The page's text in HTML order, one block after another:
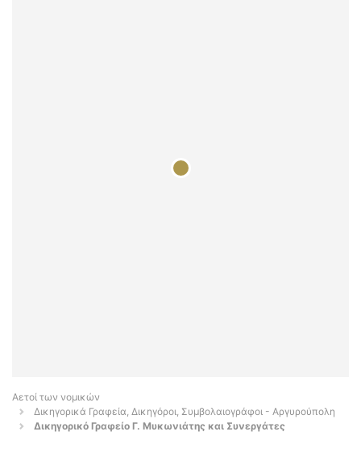
Αετοί των νομικών
Δικηγορικά Γραφεία, Δικηγόροι, Συμβολαιογράφοι - Αργυρούπολη
Δικηγορικό Γραφείο Γ. Μυκωνιάτης και Συνεργάτες